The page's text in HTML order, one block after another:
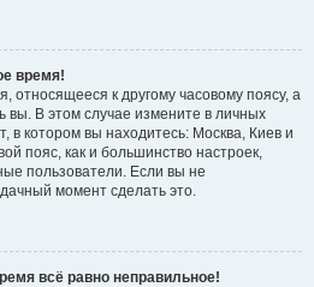
время!
относящееся к другому часовому поясу, а
вы. В этом случае измените в личных
в котором вы находитесь: Москва, Киев и
пояс, как и большинство настроек,
пользователи. Если вы не
момент сделать это.
всё равно неправильное!